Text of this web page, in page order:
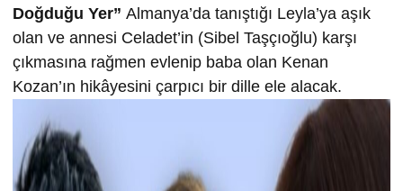
Doğduğu Yer” Almanya’da tanıştığı Leyla’ya aşık
olan ve annesi Celadet’in (Sibel Taşçıoğlu) karşı
çıkmasına rağmen evlenip baba olan Kenan
Kozan’ın hikâyesini çarpıcı bir dille ele alacak.